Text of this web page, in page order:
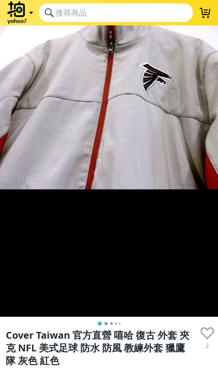
Cover Taiwan 官方直營 嘻哈 復古 外套 夾
克 NFL 美式足球 防水 防風 教練外套 獵鷹
隊 灰色 紅色
2